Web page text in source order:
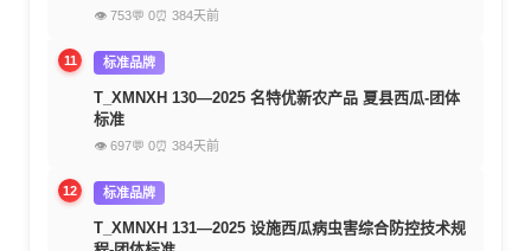
👁 753💬 0⏰ 384天前
11 标准品牌
T_XMNXH 130—2025 名特优新农产品 夏县西瓜-团体
标准
👁 697💬 0⏰ 384天前
12 标准品牌
T_XMNXH 131—2025 设施西瓜病虫害综合防控技术规